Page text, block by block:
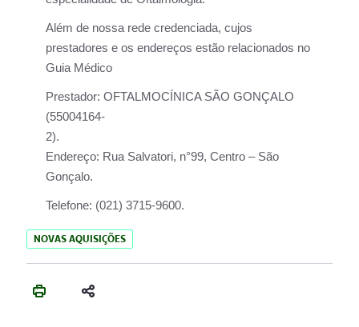
Além de nossa rede credenciada, cujos
prestadores e os endereços estão relacionados no
Guia Médico
Prestador: OFTALMOCÍNICA SÃO GONÇALO
(55004164-
2).
Endereço: Rua Salvatori, n°99, Centro – São
Gonçalo.
Telefone: (021) 3715-9600.
NOVAS AQUISIÇÕES